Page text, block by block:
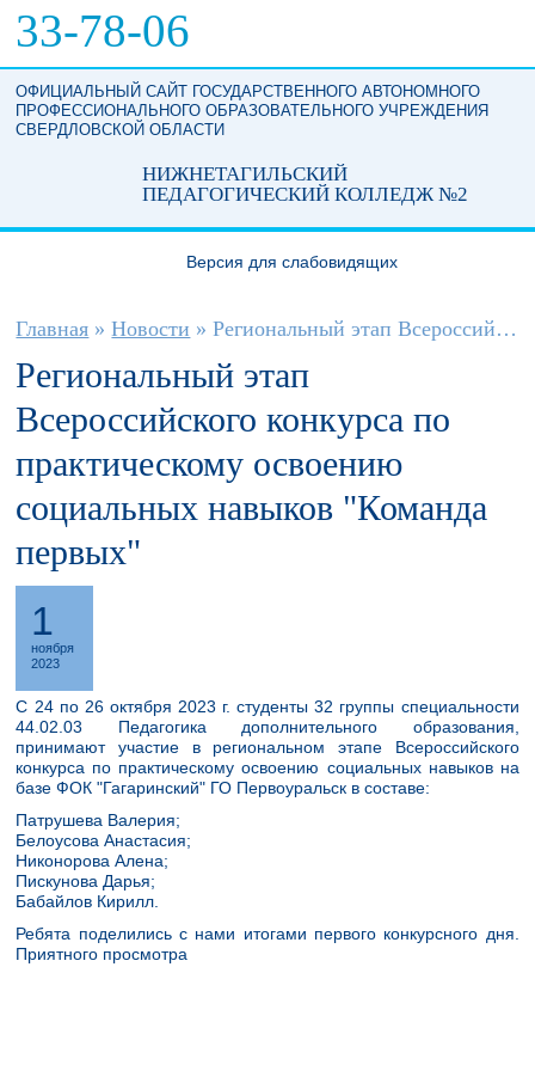
33-78-06
ОФИЦИАЛЬНЫЙ САЙТ ГОСУДАРСТВЕННОГО АВТОНОМНОГО
ПРОФЕССИОНАЛЬНОГО ОБРАЗОВАТЕЛЬНОГО УЧРЕЖДЕНИЯ
СВЕРДЛОВСКОЙ ОБЛАСТИ
НИЖНЕТАГИЛЬСКИЙ
ПЕДАГОГИЧЕСКИЙ КОЛЛЕДЖ №2
Версия для слабовидящих
Вы здесь
Главная » Новости » Региональный этап Всероссийского...
Региональный этап
Всероссийского конкурса по
практическому освоению
социальных навыков "Команда
первых"
1
ноября
2023
С 24 по 26 октября 2023 г. студенты 32 группы специальности
44.02.03 Педагогика дополнительного образования,
принимают участие в региональном этапе Всероссийского
конкурса по практическому освоению социальных навыков на
базе ФОК "Гагаринский" ГО Первоуральск в составе:
Патрушева Валерия;
Белоусова Анастасия;
Никонорова Алена;
Пискунова Дарья;
Бабайлов Кирилл.
Ребята поделились с нами итогами первого конкурсного дня.
Приятного просмотра